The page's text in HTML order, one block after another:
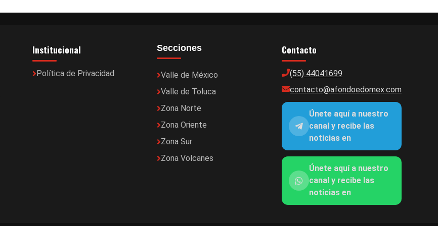
Institucional
Política de Privacidad
Secciones
Valle de México
Valle de Toluca
Zona Norte
Zona Oriente
Zona Sur
Zona Volcanes
Contacto
(55) 44041699
contacto@afondoedomex.com
Únete aquí a nuestro
canal y recibe las
noticias en
Únete aquí a nuestro
canal y recibe las
noticias en